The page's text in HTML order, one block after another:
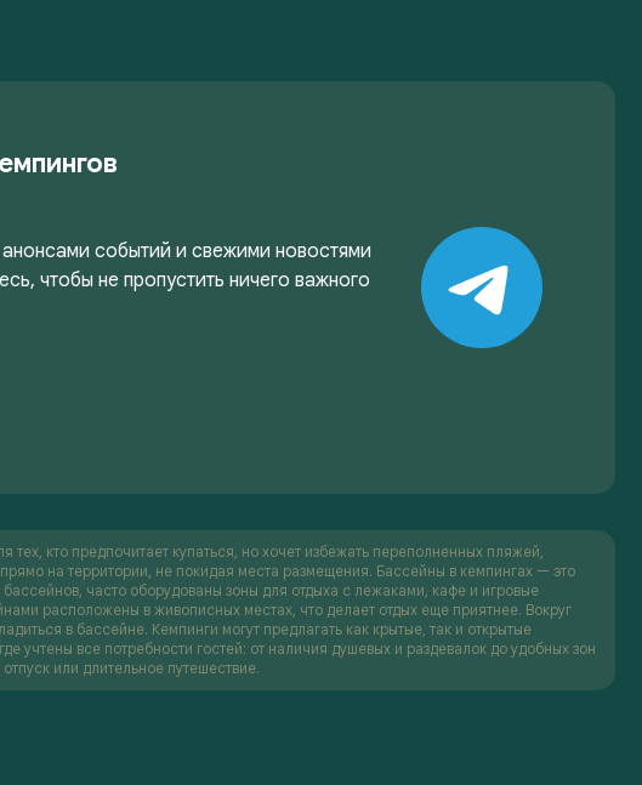
событий и свежими новостями
чтобы не пропустить ничего важного
кто предпочитает купаться, но хочет избежать переполненных пляжей,
на территории, не покидая места размещения. Бассейны в кемпингах — это
часто оборудованы зоны для отдыха с лежаками, кафе и игровые
расположены в живописных местах, что делает отдых еще приятнее. Вокруг
в бассейне. Кемпинги могут предлагать как крытые, так и открытые
учтены все потребности гостей: от наличия душевых и раздевалок до удобных зон
или длительное путешествие.